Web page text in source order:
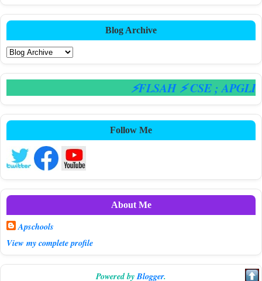
Blog Archive
⚡FLSAH ⚡ CSE; APGLIC
Follow Me
About Me
Apschools
View my complete profile
Powered byBlogger.